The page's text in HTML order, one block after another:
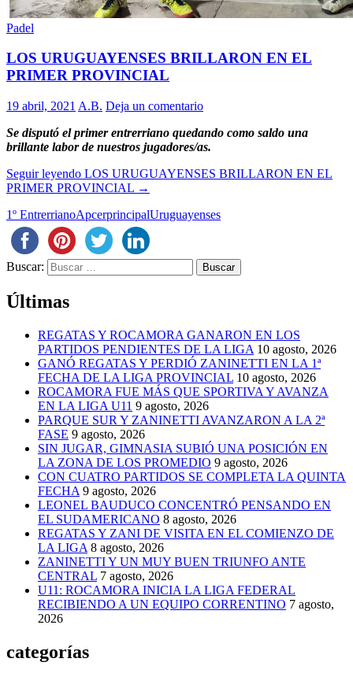
Padel
LOS URUGUAYENSES BRILLARON EN EL
PRIMER PROVINCIAL
19 abril, 2021 A.B. Deja un comentario
Se disputó el primer entrerriano quedando como saldo una
brillante labor de nuestros jugadores/as.
Seguir leyendo LOS URUGUAYENSES BRILLARON EN EL
PRIMER PROVINCIAL →
1º EntrerrianoApcerprincipalUruguayenses
Buscar:
Últimas
REGATAS Y ROCAMORA GANARON EN LOS
PARTIDOS PENDIENTES DE LA LIGA 10 agosto, 2026
GANÓ REGATAS Y PERDIÓ ZANINETTI EN LA 1ª
FECHA DE LA LIGA PROVINCIAL 10 agosto, 2026
ROCAMORA FUE MÁS QUE SPORTIVA Y AVANZA
EN LA LIGA U11 9 agosto, 2026
PARQUE SUR Y ZANINETTI AVANZARON A LA 2ª
FASE 9 agosto, 2026
SIN JUGAR, GIMNASIA SUBIÓ UNA POSICIÓN EN
LA ZONA DE LOS PROMEDIO 9 agosto, 2026
CON CUATRO PARTIDOS SE COMPLETA LA QUINTA
FECHA 9 agosto, 2026
LEONEL BAUDUCO CONCENTRÓ PENSANDO EN
EL SUDAMERICANO 8 agosto, 2026
REGATAS Y ZANI DE VISITA EN EL COMIENZO DE
LA LIGA 8 agosto, 2026
ZANINETTI Y UN MUY BUEN TRIUNFO ANTE
CENTRAL 7 agosto, 2026
U11: ROCAMORA INICIA LA LIGA FEDERAL
RECIBIENDO A UN EQUIPO CORRENTINO 7 agosto,
2026
categorías